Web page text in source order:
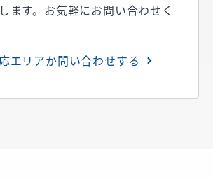
ます。お気軽にお問い合わせく
エリアか問い合わせする